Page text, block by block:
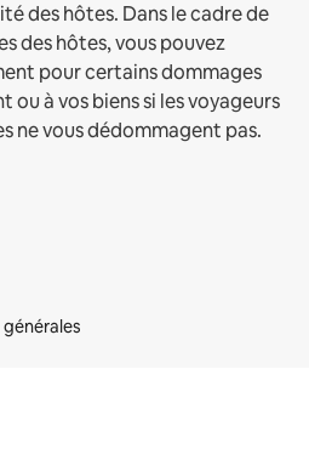
des hôtes. Dans le cadre de
des hôtes, vous pouvez
pour certains dommages
ou à vos biens si les voyageurs
ne vous dédommagent pas.